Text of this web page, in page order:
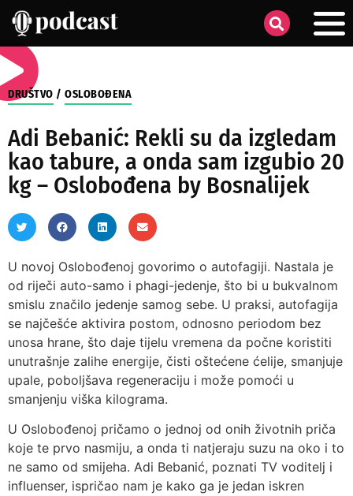
DRUŠTVO / OSLOBOĐENA
Adi Bebanić: Rekli su da izgledam
kao tabure, a onda sam izgubio 20
kg – Oslobođena by Bosnalijek
U novoj Oslobođenoj govorimo o autofagiji. Nastala je
od riječi auto-samo i phagi-jedenje, što bi u bukvalnom
smislu značilo jedenje samog sebe. U praksi, autofagija
se najčešće aktivira postom, odnosno periodom bez
unosa hrane, što daje tijelu vremena da počne koristiti
unutrašnje zalihe energije, čisti oštećene ćelije, smanjuje
upale, poboljšava regeneraciju i može pomoći u
smanjenju viška kilograma.
U Oslobođenoj pričamo o jednoj od onih životnih priča
koje te prvo nasmiju, a onda ti natjeraju suzu na oko i to
ne samo od smijeha. Adi Bebanić, poznati TV voditelj i
influenser, ispričao nam je kako ga je jedan iskren